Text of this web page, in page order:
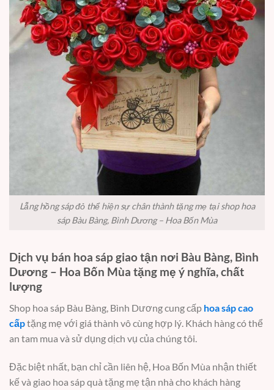
Lẵng hồng sáp đỏ thể hiện sự chân thành tặng mẹ tại shop hoa
sáp Bàu Bàng, Bình Dương – Hoa Bốn Mùa
Dịch vụ bán hoa sáp giao tận nơi Bàu Bàng, Bình
Dương – Hoa Bốn Mùa tặng mẹ ý nghĩa, chất
lượng
Shop hoa sáp Bàu Bàng, Bình Dương cung cấp hoa sáp cao
cấptặng mẹ với giá thành vô cùng hợp lý. Khách hàng có thể
an tam mua và sử dụng dịch vụ của chúng tôi.
Đặc biệt nhất, bạn chỉ cần liên hệ, Hoa Bốn Mùa nhận thiết
kế và giao hoa sáp quà tặng mẹ tận nhà cho khách hàng